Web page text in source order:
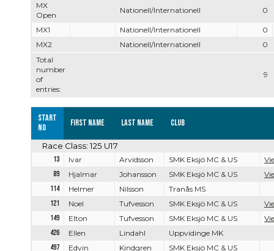
Total
number
of
entries:
9
MX
Open
Nationell/Internationell 0
MX1 Nationell/Internationell
0
MX2
Nationell/Internationell 0
Start
no
First name Last name Club
Race Class: 125 U17
13 Ivar Arvidsson SMK Eksjö MC & US
89
Hjalmar Johansson SMK Eksjö MC & US
114
Helmer Nilsson
Tranås MS
121
Noel Tufvesson SMK Eksjö MC & US
149
Elton Tufvesson SMK Eksjö MC & US
426
Ellen Lindahl
Uppvidinge MK
497
Edvin Kindgren
SMK Eksjö MC & US